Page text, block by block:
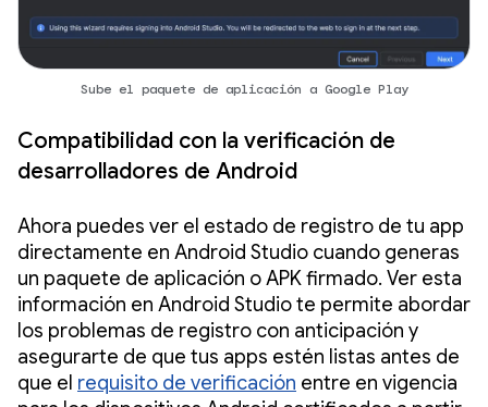
Sube el paquete de aplicación a Google Play
Compatibilidad con la verificación de
desarrolladores de Android
Ahora puedes ver el estado de registro de tu app
directamente en Android Studio cuando generas
un paquete de aplicación o APK firmado. Ver esta
información en Android Studio te permite abordar
los problemas de registro con anticipación y
asegurarte de que tus apps estén listas antes de
que el requisito de verificación entre en vigencia